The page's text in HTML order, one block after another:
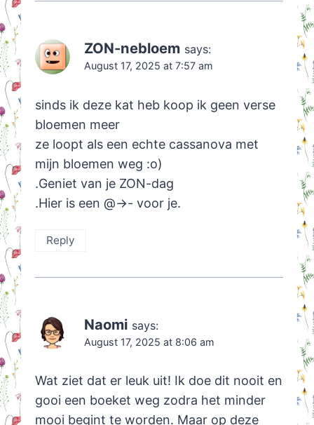
ZON-nebloem says:
August 17, 2025 at 7:57 am
sinds ik deze kat heb koop ik geen verse
bloemen meer
ze loopt als een echte cassanova met
mijn bloemen weg :o)
.Geniet van je ZON-dag
.Hier is een @->- voor je.
Reply
Naomi says:
August 17, 2025 at 8:06 am
Wat ziet dat er leuk uit! Ik doe dit nooit en
gooi een boeket weg zodra het minder
mooi begint te worden. Maar op deze